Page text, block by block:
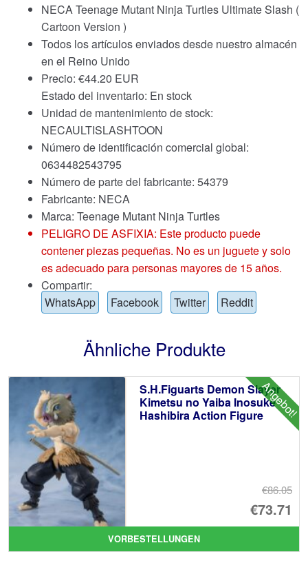
NECA Teenage Mutant Ninja Turtles Ultimate Slash (
Cartoon Version )
Todos los artículos enviados desde nuestro almacén
en el Reino Unido
Precio: €44.20 EUR
Estado del inventario: En stock
Unidad de mantenimiento de stock:
NECAULTISLASHTOON
Número de identificación comercial global:
0634482543795
Número de parte del fabricante: 54379
Fabricante: NECA
Marca: Teenage Mutant Ninja Turtles
PELIGRO DE ASFIXIA: Este producto puede
contener piezas pequeñas. No es un juguete y solo
es adecuado para personas mayores de 15 años.
Compartir:
WhatsApp
Facebook Twitter Reddit
Ähnliche Produkte
Angebot!
S.H.Figuarts Demon Slayer
Kimetsu no Yaiba Inosuke
Hashibira Action Figure
€86.05
€73.71
VORBESTELLUNGEN